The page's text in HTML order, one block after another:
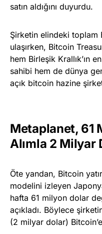
satın aldığını duyurdu.
Şirketin elindeki toplam
ulaşırken, Bitcoin
hem Birleşik Krallık’ın
sahibi hem de dünya
açık bitcoin hazine
Metaplanet, 61
Alımla 2 Milyar
Öte yandan, Bitcoin
modelini izleyen
hafta 61 milyon dolar
açıkladı. Böylece
(2 milyar dolar)